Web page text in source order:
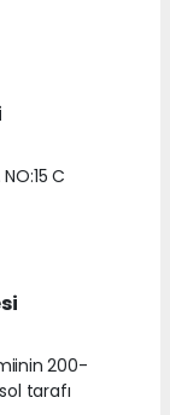
C
200-
tarafı